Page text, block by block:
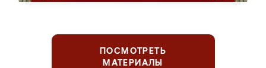
ПОСМОТРЕТЬ
МАТЕРИАЛЫ